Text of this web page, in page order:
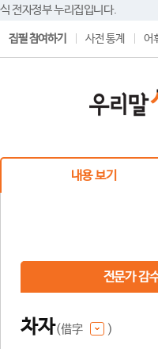
전자정부 누리집입니다.
집필 참여하기 사전 통계 어
내용 보기
전문가 감
차자(借字 )